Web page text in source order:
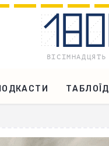
ТАБЛОЇД